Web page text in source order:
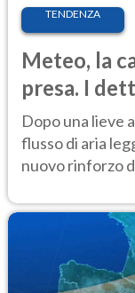
TENDENZA
Meteo, la
presa. I
Dopo una lieve
flusso di aria
nuovo rinforzo